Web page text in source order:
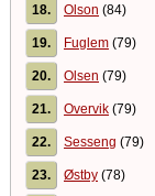
18. Olson (84)
19. Fuglem (79)
20. Olsen (79)
21. Overvik (79)
22. Sesseng (79)
23. Østby (78)